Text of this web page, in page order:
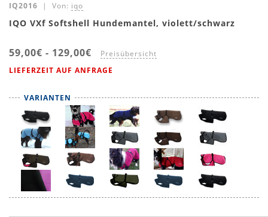
IQ2016 | Von: iqo
IQO VXf Softshell Hundemantel, violett/schwarz
59,00€ - 129,00€ Preisübersicht
LIEFERZEIT AUF ANFRAGE
VARIANTEN